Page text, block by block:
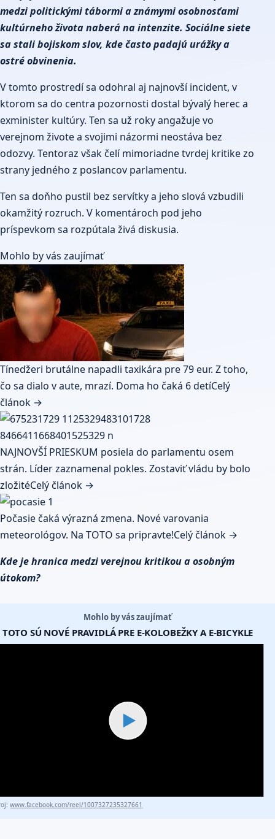
medzi politickými tábormi a známymi osobnosťami
kultúrneho života naberá na intenzite. Sociálne siete
sa stali bojiskom slov, kde často padajú urážky a
ostré obvinenia.
V tomto prostredí sa odohral aj najnovší incident, v
ktorom sa do centra pozornosti dostal bývalý herec a
exminister kultúry. Ten sa už roky angažuje vo
verejnom živote a svojimi názormi neostáva bez
odozvy. Tentoraz však čelí mimoriadne tvrdej kritike zo
strany jedného z poslancov parlamentu.
Ten sa doňho pustil bez servítky a jeho slová vzbudili
okamžitý rozruch. V komentároch pod jeho
príspevkom sa rozpútala živá diskusia.
Mohlo by vás zaujímať
Tínedžeri brutálne napadli taxikára pre 79 eur. Z toho,
čo sa dialo v aute, mrazí. Doma ho čaká 6 detíCelý
článok →
NAJNOVŠÍ PRIESKUM posiela do parlamentu osem
strán. Líder zaznamenal pokles. Zostaviť vládu by bolo
zložitéCelý článok →
Počasie čaká výrazná zmena. Nové varovania
meteorológov. Na TOTO sa pripravte!Celý článok →
Kde je hranica medzi verejnou kritikou a osobným
útokom?
Mohlo by vás zaujímať
TOTO SÚ NOVÉ PRAVIDLÁ PRE E-KOLOBEŽKY A E-BICYKLE
▶
www.facebook.com/reel/1007327235327661